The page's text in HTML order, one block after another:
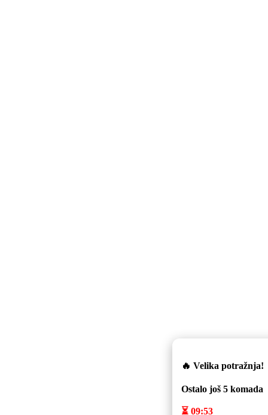
🔥 Velika potražnja!
Ostalo još 5 komada
⏳ 09:53